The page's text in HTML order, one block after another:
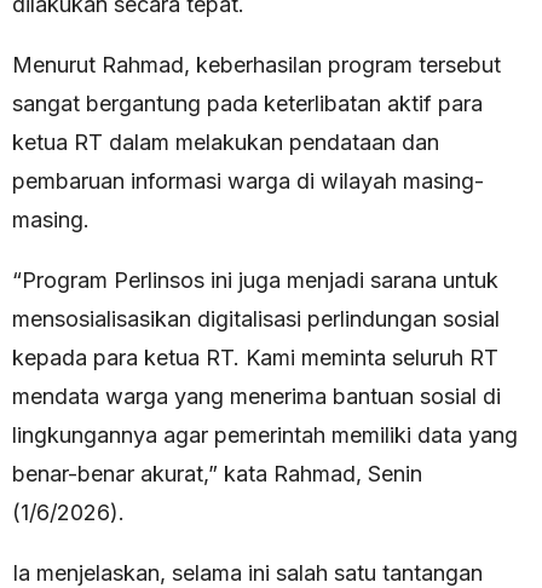
Menurut Rahmad, keberhasilan program tersebut
sangat bergantung pada keterlibatan aktif para
ketua RT dalam melakukan pendataan dan
pembaruan informasi warga di wilayah masing-
masing.
“Program Perlinsos ini juga menjadi sarana untuk
mensosialisasikan digitalisasi perlindungan sosial
kepada para ketua RT. Kami meminta seluruh RT
mendata warga yang menerima bantuan sosial di
lingkungannya agar pemerintah memiliki data yang
benar-benar akurat,” kata Rahmad, Senin
(1/6/2026).
Ia menjelaskan, selama ini salah satu tantangan